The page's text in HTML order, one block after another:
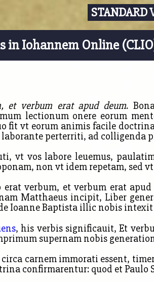
STANDARD
in Iohannem Online
et verbum erat apud deum.
lectionum onere eorum
fit vt eorum animis facile
perterriti, ad colligenda
vt vos labore leuemus,
non vt idem repetam, sed
verbum, et verbum erat
Matthaeus incipit, Liber
Ioanne Baptista illic nobis
, his verbis significauit, Et
supernam nobis
carnem immorati essent,
confirmarentur: quod et Paulo